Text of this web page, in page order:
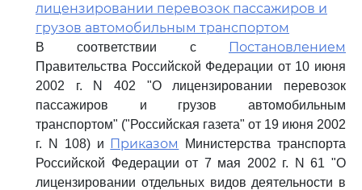
лицензировании перевозок пассажиров и
грузов автомобильным транспортом
В соответствии с Постановлением
Правительства Российской Федерации от 10 июня
2002 г. N 402 "О лицензировании перевозок
пассажиров и грузов автомобильным
транспортом" ("Российская газета" от 19 июня 2002
г. N 108) и Приказом
Министерства транспорта
Российской Федерации от 7 мая 2002 г. N 61 "О
лицензировании отдельных видов деятельности в